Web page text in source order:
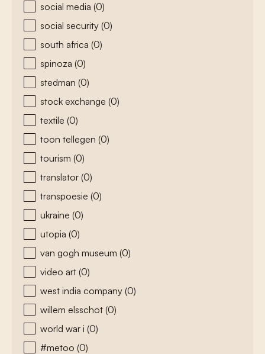
social media (0)
social security (0)
south africa (0)
spinoza (0)
stedman (0)
stock exchange (0)
textile (0)
toon tellegen (0)
tourism (0)
translator (0)
transpoesie (0)
ukraine (0)
utopia (0)
van gogh museum (0)
video art (0)
west india company (0)
willem elsschot (0)
world war i (0)
#metoo (0)